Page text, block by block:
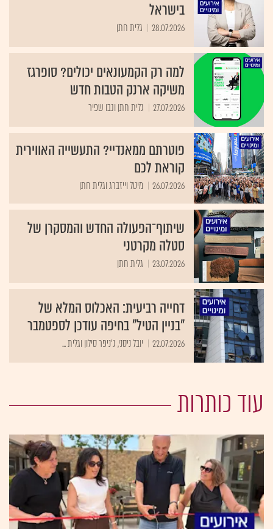
בישראל
28.07.2026 גלית חתן
למה רק הקמעונאים יכולים? סופרגז
משיקה ארנק הטבות חדש
27.07.2026 גלית חתן ונבו שפיר
פוטרתם ממאנדיי? התעשייה האווירית
קוראת לכם
26.07.2026 מיטל וייזברג וגלית חתן
שיתוף־הפעולה החדש והמסקרן של
סטלה מקרטני
23.07.2026 גלית חתן
דחייה רביעית: האכלוס המלא של
"בניין הטיל" בחיפה עודכן לספטמבר
22.07.2026 יובל ניסני, ג'ניפר סילון וגלית ...
עוד כותרות